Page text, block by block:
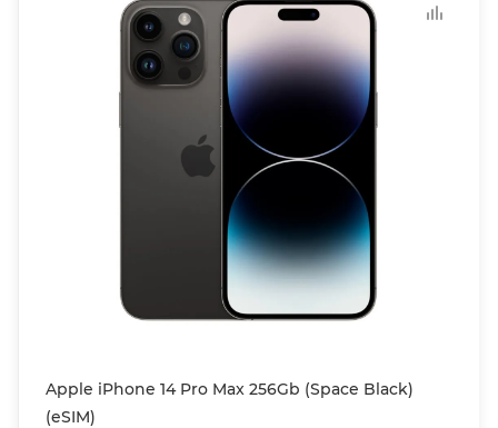
Apple iPhone 14 Pro Max 256Gb (Space Black)
(eSIM)